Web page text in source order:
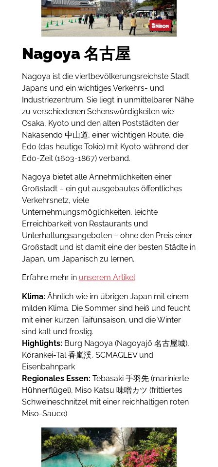
Nagoya 名古屋
Nagoya ist die viertbevölkerungsreichste Stadt
Japans und ein wichtiges Verkehrs- und
Industriezentrum. Sie liegt in unmittelbarer Nähe
zu verschiedenen Sehenswürdigkeiten wie
Osaka, Kyoto und den alten Poststädten der
Nakasendō 中山道, einer wichtigen Route, die
Edo (das heutige Tokio) mit Kyoto während der
Edo-Zeit (1603-1867) verband.
Nagoya bietet alle Annehmlichkeiten einer
Großstadt – ein gut ausgebautes öffentliches
Verkehrsnetz, viele
Unternehmungsmöglichkeiten, leichte
Erreichbarkeit von Restaurants und
Unterhaltungsangeboten – ohne den Preis einer
Großstadt und ist damit eine der besten Städte in
Japan, um Japanisch zu lernen.
Erfahre mehr in unserem Artikel.
Klima: Ähnlich wie im übrigen Japan mit einem
milden Klima. Die Sommer sind heiß und feucht
mit einer kurzen Taifunsaison, und die Winter
sind kalt und frostig.
Highlights: Burg Nagoya (Nagoyajō 名古屋城),
Kōrankei-Tal 香嵐渓, SCMAGLEV und
Eisenbahnpark
Regionales Essen: Tebasaki 手羽先 (marinierte
Hühnerflügel), Miso Katsu 味噌カツ (frittiertes
Schweineschnitzel mit einer reichhaltigen roten
Miso-Sauce)